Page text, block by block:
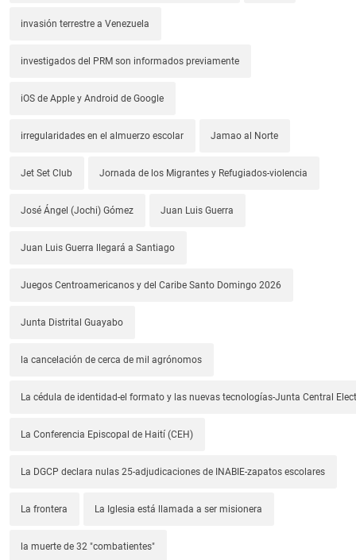
invasión terrestre a Venezuela
investigados del PRM son informados previamente
iOS de Apple y Android de Google
irregularidades en el almuerzo escolar Jamao al Norte
Jet Set Club Jornada de los Migrantes y Refugiados-violencia
José Ángel (Jochi) Gómez Juan Luis Guerra
Juan Luis Guerra llegará a Santiago
Juegos Centroamericanos y del Caribe Santo Domingo 2026
Junta Distrital Guayabo
la cancelación de cerca de mil agrónomos
La cédula de identidad-el formato y las nuevas tecnologías-Junta Central
La Conferencia Episcopal de Haití (CEH)
La DGCP declara nulas 25-adjudicaciones de INABIE-zapatos escolares
La frontera La Iglesia está llamada a ser misionera
la muerte de 32 "combatientes"